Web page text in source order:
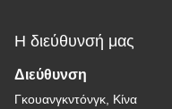
Η διεύθυνσή μας
Διεύθυνση
Γκουανγκντόνγκ, Κίνα